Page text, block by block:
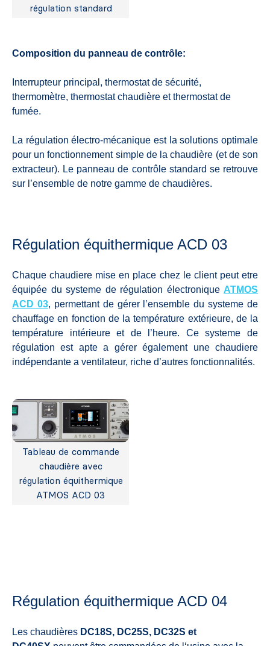
régulation standard
Composition du panneau de contrôle:
Interrupteur principal, thermostat de sécurité,
thermomètre, thermostat chaudière et thermostat de
fumée.
La régulation électro-mécanique est la solutions optimale
pour un fonctionnement simple de la chaudière (et de son
extracteur). Le panneau de contrôle standard se retrouve
sur l’ensemble de notre gamme de chaudières.
Régulation équithermique ACD 03
Chaque chaudiere mise en place chez le client peut etre
équipée du systeme de régulation électronique ATMOS
ACD 03, permettant de gérer l’ensemble du systeme de
chauffage en fonction de la température extérieure, de la
température intérieure et de l’heure. Ce systeme de
régulation est apte a gérer également une chaudiere
indépendante a ventilateur, riche d’autres fonctionnalités.
Tableau de commande
chaudière avec
régulation équithermique
ATMOS ACD 03
Régulation équithermique ACD 04
Les chaudières DC18S, DC25S, DC32S et